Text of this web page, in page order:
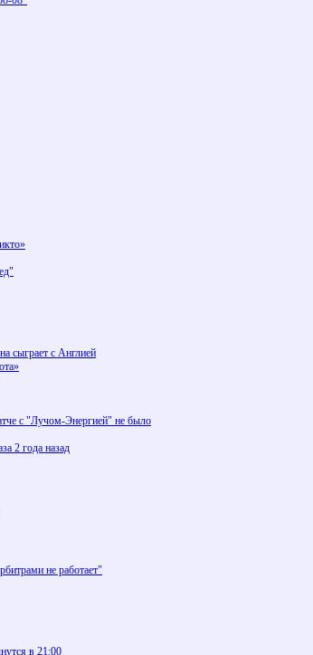
сыграет с Англией
с "Лучом-Энергией" не было
2 года назад
не работает"
в 21:00